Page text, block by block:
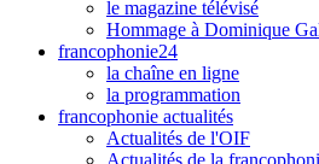
le magazine télévisé
Hommage à Dominique
francophonie24
la chaîne en ligne
la programmation
francophonie actualités
Actualités de l'OIF
Actualités de la